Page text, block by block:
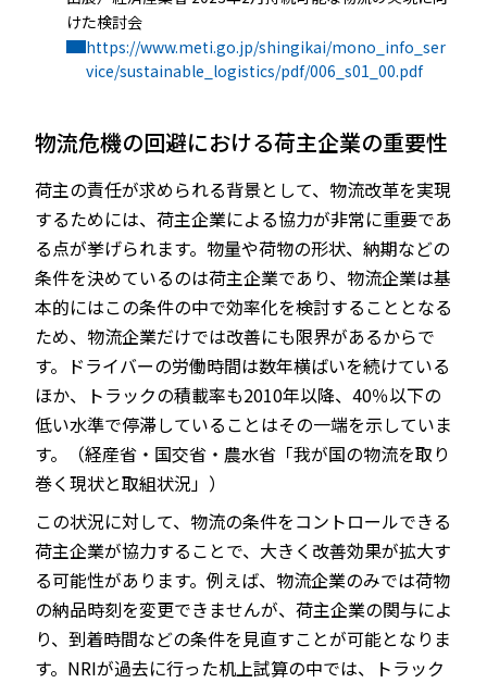
けた検討会
https://www.meti.go.jp/shingikai/mono_info_ser
vice/sustainable_logistics/pdf/006_s01_00.pdf
物流危機の回避における荷主企業の重要性
荷主の責任が求められる背景として、物流改革を実現
するためには、荷主企業による協力が非常に重要であ
る点が挙げられます。物量や荷物の形状、納期などの
条件を決めているのは荷主企業であり、物流企業は基
本的にはこの条件の中で効率化を検討することとなる
ため、物流企業だけでは改善にも限界があるからで
す。ドライバーの労働時間は数年横ばいを続けている
ほか、トラックの積載率も2010年以降、40％以下の
低い水準で停滞していることはその一端を示していま
す。（経産省・国交省・農水省「我が国の物流を取り
巻く現状と取組状況」）
この状況に対して、物流の条件をコントロールできる
荷主企業が協力することで、大きく改善効果が拡大す
る可能性があります。例えば、物流企業のみでは荷物
の納品時刻を変更できませんが、荷主企業の関与によ
り、到着時間などの条件を見直すことが可能となりま
す。NRIが過去に行った机上試算の中では、トラック